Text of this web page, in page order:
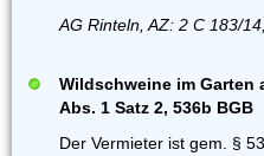
AG Rinteln, AZ: 2 C 183/
Wildschweine im Garten
Abs. 1 Satz 2, 536b BGB
Der Vermieter ist gem. §